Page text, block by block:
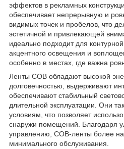
эффектов в рекламных
обеспечивает непрерывную и
видимых точек и пробелов, что
эстетичной и привлекающей
идеально подходит для
акцентного освещения и
особенно в местах, где важна
Ленты COB обладают высокой
долговечностью, выдерживают
обеспечивают стабильный
длительной эксплуатации. Они
условиям, что позволяет
снаружи помещений. Благодаря
управлению, COB-ленты более
минимального обслуживания.